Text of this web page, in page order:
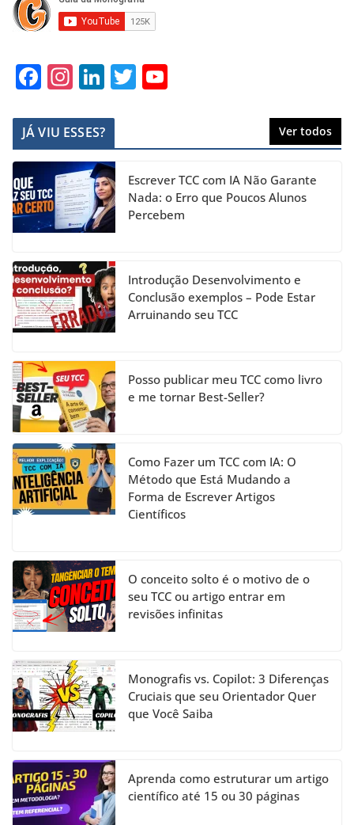
F
c
e
b
o
o
k
In
a
gr
a
m
Li
k
e
dI
n
T
er T
u
b
e
h
a
n
el
JÁ VIU ESSES? Ver todos
Escrever TCC com IA Não Garante
Nada: o Erro que Poucos Alunos
Percebem
Introdução Desenvolvimento e
Conclusão exemplos – Pode Estar
Arruinando seu TCC
Posso publicar meu TCC como livro
e me tornar Best-Seller?
Como Fazer um TCC com IA: O
Método que Está Mudando a
Forma de Escrever Artigos
Científicos
O conceito solto é o motivo de o
seu TCC ou artigo entrar em
revisões infinitas
Monografis vs. Copilot: 3 Diferenças
Cruciais que seu Orientador Quer
que Você Saiba
Aprenda como estruturar um artigo
científico até 15 ou 30 páginas